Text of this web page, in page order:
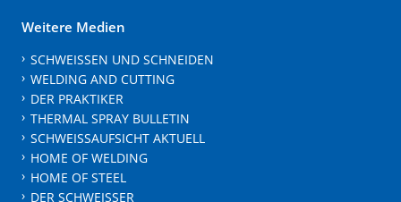
Weitere Medien
SCHWEISSEN UND SCHNEIDEN
WELDING AND CUTTING
DER PRAKTIKER
THERMAL SPRAY BULLETIN
SCHWEISSAUFSICHT AKTUELL
HOME OF WELDING
HOME OF STEEL
DER SCHWEISSER